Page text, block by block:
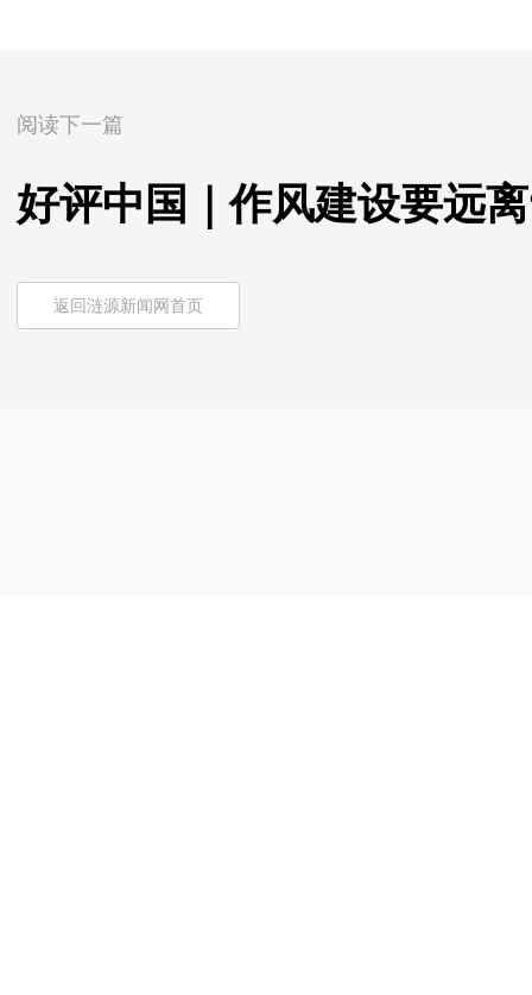
阅读下一篇
好评中国｜作风建设要远
返回涟源新闻网首页